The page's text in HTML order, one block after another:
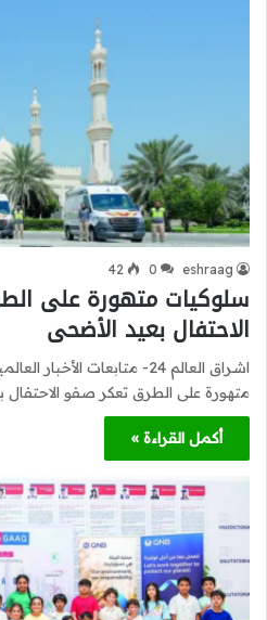
eshraag
0
42
سلوكيات متهورة على
الاحتفال بعيد الأضحى
اشراق العالم 24- متابعات
متهورة على الطرق تعكر صفو
أكمل القراءة »